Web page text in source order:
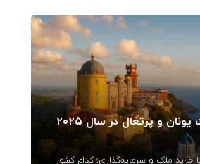
و پرتغال در سال ۲۰۲۵
خرید ملک و سرمایه‌گذاری؛ کدام کشور